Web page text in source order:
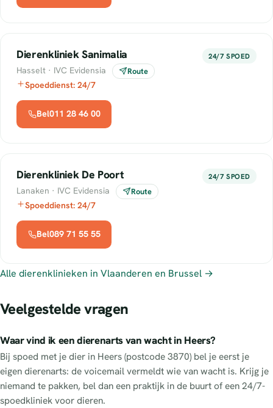
Dierenkliniek Sanimalia 24/7 SPOED
Hasselt · IVC Evidensia Route
Spoeddienst: 24/7
Bel011 28 46 00
Dierenkliniek De Poort 24/7 SPOED
Lanaken · IVC Evidensia Route
Spoeddienst: 24/7
Bel089 71 55 55
Alle dierenklinieken in Vlaanderen en Brussel →
Veelgestelde vragen
Waar vind ik een dierenarts van wacht in Heers?
Bij spoed met je dier in Heers (postcode 3870) bel je eerst je
eigen dierenarts: de voicemail vermeldt wie van wacht is. Krijg je
niemand te pakken, bel dan een praktijk in de buurt of een 24/7-
spoedkliniek voor dieren.